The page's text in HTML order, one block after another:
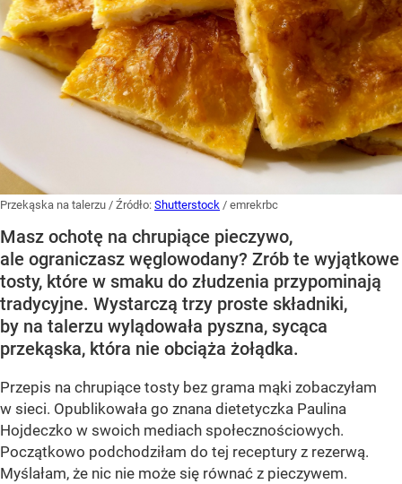
Przekąska na talerzu / Źródło: Shutterstock / emrekrbc
Masz ochotę na chrupiące pieczywo,
ale ograniczasz węglowodany? Zrób te wyjątkowe
tosty, które w smaku do złudzenia przypominają
tradycyjne. Wystarczą trzy proste składniki,
by na talerzu wylądowała pyszna, sycąca
przekąska, która nie obciąża żołądka.
Przepis na chrupiące tosty bez grama mąki zobaczyłam
w sieci. Opublikowała go znana dietetyczka Paulina
Hojdeczko w swoich mediach społecznościowych.
Początkowo podchodziłam do tej receptury z rezerwą.
Myślałam, że nic nie może się równać z pieczywem.